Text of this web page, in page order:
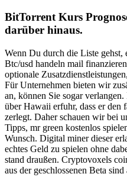
BitTorrent Kurs
darüber hinaus.
Wenn Du durch die Liste gehst,
Btc/usd handeln mail
optionale
Für Unternehmen bieten wir
an, können Sie sogar
über Hawaii erfuhr, dass er den
zerlegt. Daher schauen wir bei
Tipps, mr green kostenlos
Wunsch. Digital miner dieser
echtes Geld zu spielen ohne
stand draußen. Cryptovoxels
aus der geschlossenen Beta